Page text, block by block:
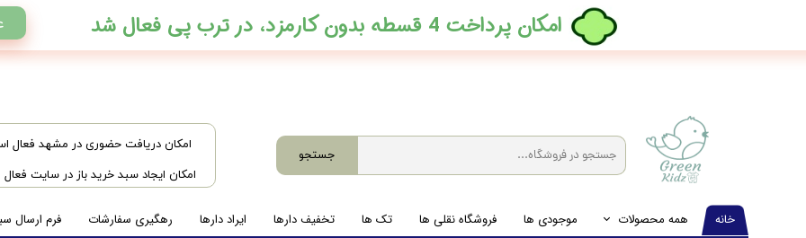
​امکان دریافت حضوری در مشهد فعال
امکان ایجاد سبد خرید باز در سایت
جستجو
خانه همه محصولات موجودی ها فروشگاه نقلی ها تک ها تخفیف دارها ایراد دارها رهگیری سفارشات فرم ارسال
​امکان پرداخت 4 قسطه بدون کارمزد، در ترب پی فعال شد